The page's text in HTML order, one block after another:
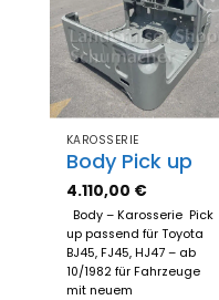
Zum
Merkzettel
hinzufügen
KAROSSERIE
Body Pick up
4.110,00 €
Body – Karosserie Pick
up passend für Toyota
BJ45, FJ45, HJ47 – ab
10/1982 für Fahrzeuge
mit neuem